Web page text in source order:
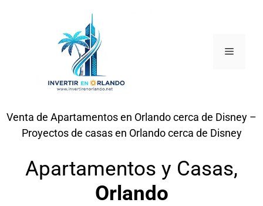
Venta de Apartamentos en Orlando cerca de Disney –
Proyectos de casas en Orlando cerca de Disney
Apartamentos y Casas,
Orlando